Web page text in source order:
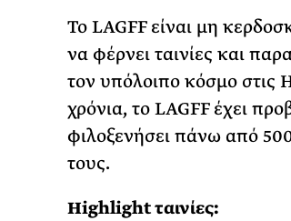
Το LAGFF είναι μη
να φέρνει ταινίες και
τον υπόλοιπο κόσμο στις
χρόνια, το LAGFF έχει
φιλοξενήσει πάνω από
τους.
Highlight ταινίες: